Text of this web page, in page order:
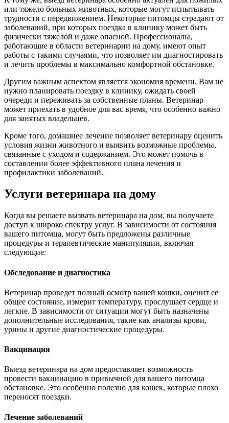
или тяжело больных животных, которые могут испытывать
трудности с передвижением. Некоторые питомцы страдают от
заболеваний, при которых поездка в клинику может быть
физически тяжелой и даже опасной. Профессионалы,
работающие в области ветеринарии на дому, имеют опыт
работы с такими случаями, что позволяет им диагностировать
и лечить проблемы в максимально комфортной обстановке.
Другим важным аспектом является экономия времени. Вам не
нужно планировать поездку в клинику, ожидать своей
очереди и переживать за собственные планы. Ветеринар
может приехать в удобное для вас время, что особенно важно
для занятых владельцев.
Кроме того, домашнее лечение позволяет ветеринару оценить
условия жизни животного и выявить возможные проблемы,
связанные с уходом и содержанием. Это может помочь в
составлении более эффективного плана лечения и
профилактики заболеваний.
Услуги ветеринара на дому
Когда вы решаете вызвать ветеринара на дом, вы получаете
доступ к широко спектру услуг. В зависимости от состояния
вашего питомца, могут быть предложены различные
процедуры и терапевтические манипуляции, включая
следующие:
Обследование и диагностика
Ветеринар проведет полный осмотр вашей кошки, оценит ее
общее состояние, измерит температуру, прослушает сердце и
легкие. В зависимости от ситуации могут быть назначены
дополнительные исследования, такие как анализы крови,
урины и другие диагностические процедуры.
Вакцинация
Выезд ветеринара на дом предоставляет возможность
провести вакцинацию в привычной для вашего питомца
обстановке. Это особенно полезно для кошек, которые плохо
переносят поездки.
Лечение заболеваний